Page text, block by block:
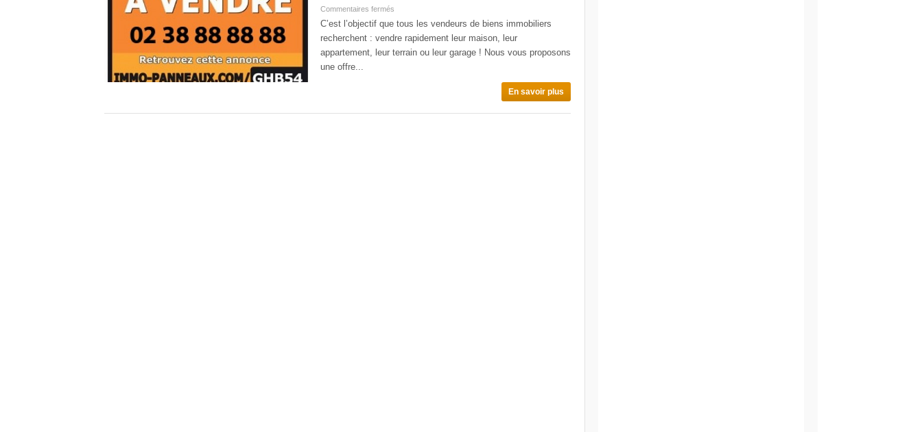
Commentaires fermés
C’est l’objectif que tous les vendeurs de biens immobiliers
recherchent : vendre rapidement leur maison, leur
appartement, leur terrain ou leur garage ! Nous vous proposons
une offre...
En savoir plus